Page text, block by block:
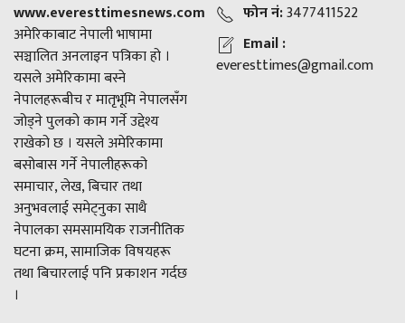
www.everesttimesnews.com
अमेरिकाबाट नेपाली भाषामा
सञ्चालित अनलाइन पत्रिका हो ।
यसले अमेरिकामा बस्ने
नेपालहरूबीच र मातृभूमि नेपालसँग
जोड्ने पुलको काम गर्ने उद्देश्य
राखेको छ । यसले अमेरिकामा
बसोबास गर्ने नेपालीहरूको
समाचार, लेख, बिचार तथा
अनुभवलाई समेट्नुका साथै
नेपालका समसामयिक राजनीतिक
घटना क्रम, सामाजिक विषयहरू
तथा बिचारलाई पनि प्रकाशन गर्दछ
।
फोन नं:3477411522
Email :
everesttimes@gmail.com